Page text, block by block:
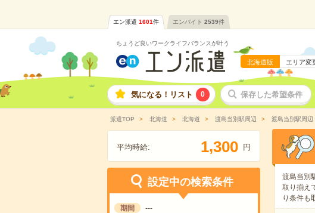
エン派遣 1601件 エンバイト 2539件
ちょうど良いワークライフバランスが叶う
北海道版 エリア変
気になる！リスト 0 保存した希望条件
派遣TOP 北海道 北海道 渡島当別駅周辺 渡島当別駅周辺
平均時給: 1,300 円
設定中の検索条件
期間 ---
渡島当別
取り揃え
り条件も